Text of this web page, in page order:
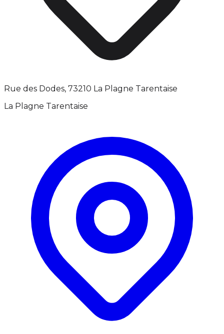
Rue des Dodes, 73210 La Plagne Tarentaise
La Plagne Tarentaise